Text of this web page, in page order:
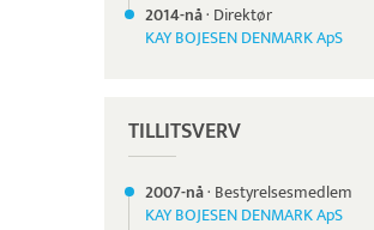
2014-nå· Direktør
KAY BOJESEN DENMARK ApS
TILLITSVERV
2007-nå· Bestyrelsesmedlem
KAY BOJESEN DENMARK ApS